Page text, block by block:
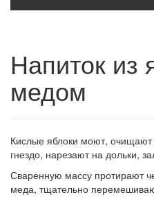
Напиток из
медом
Кислые яблоки моют,
гнездо, нарезают на дольки,
Сваренную массу протирают
меда, тщательно